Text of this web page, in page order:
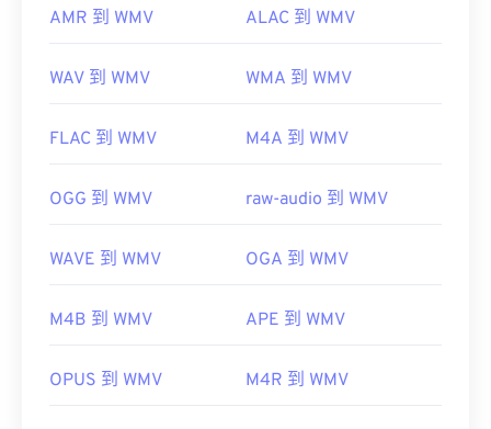
AMR 到 WMV ALAC 到 WMV
WAV 到 WMV WMA 到 WMV
FLAC 到 WMV M4A 到 WMV
OGG 到 WMV raw-audio 到 WMV
WAVE 到 WMV OGA 到 WMV
M4B 到 WMV APE 到 WMV
OPUS 到 WMV M4R 到 WMV